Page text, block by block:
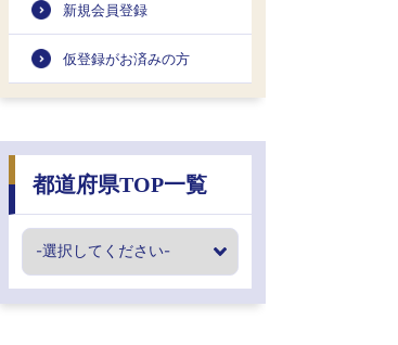
新規会員登録
仮登録がお済みの方
都道府県TOP一覧